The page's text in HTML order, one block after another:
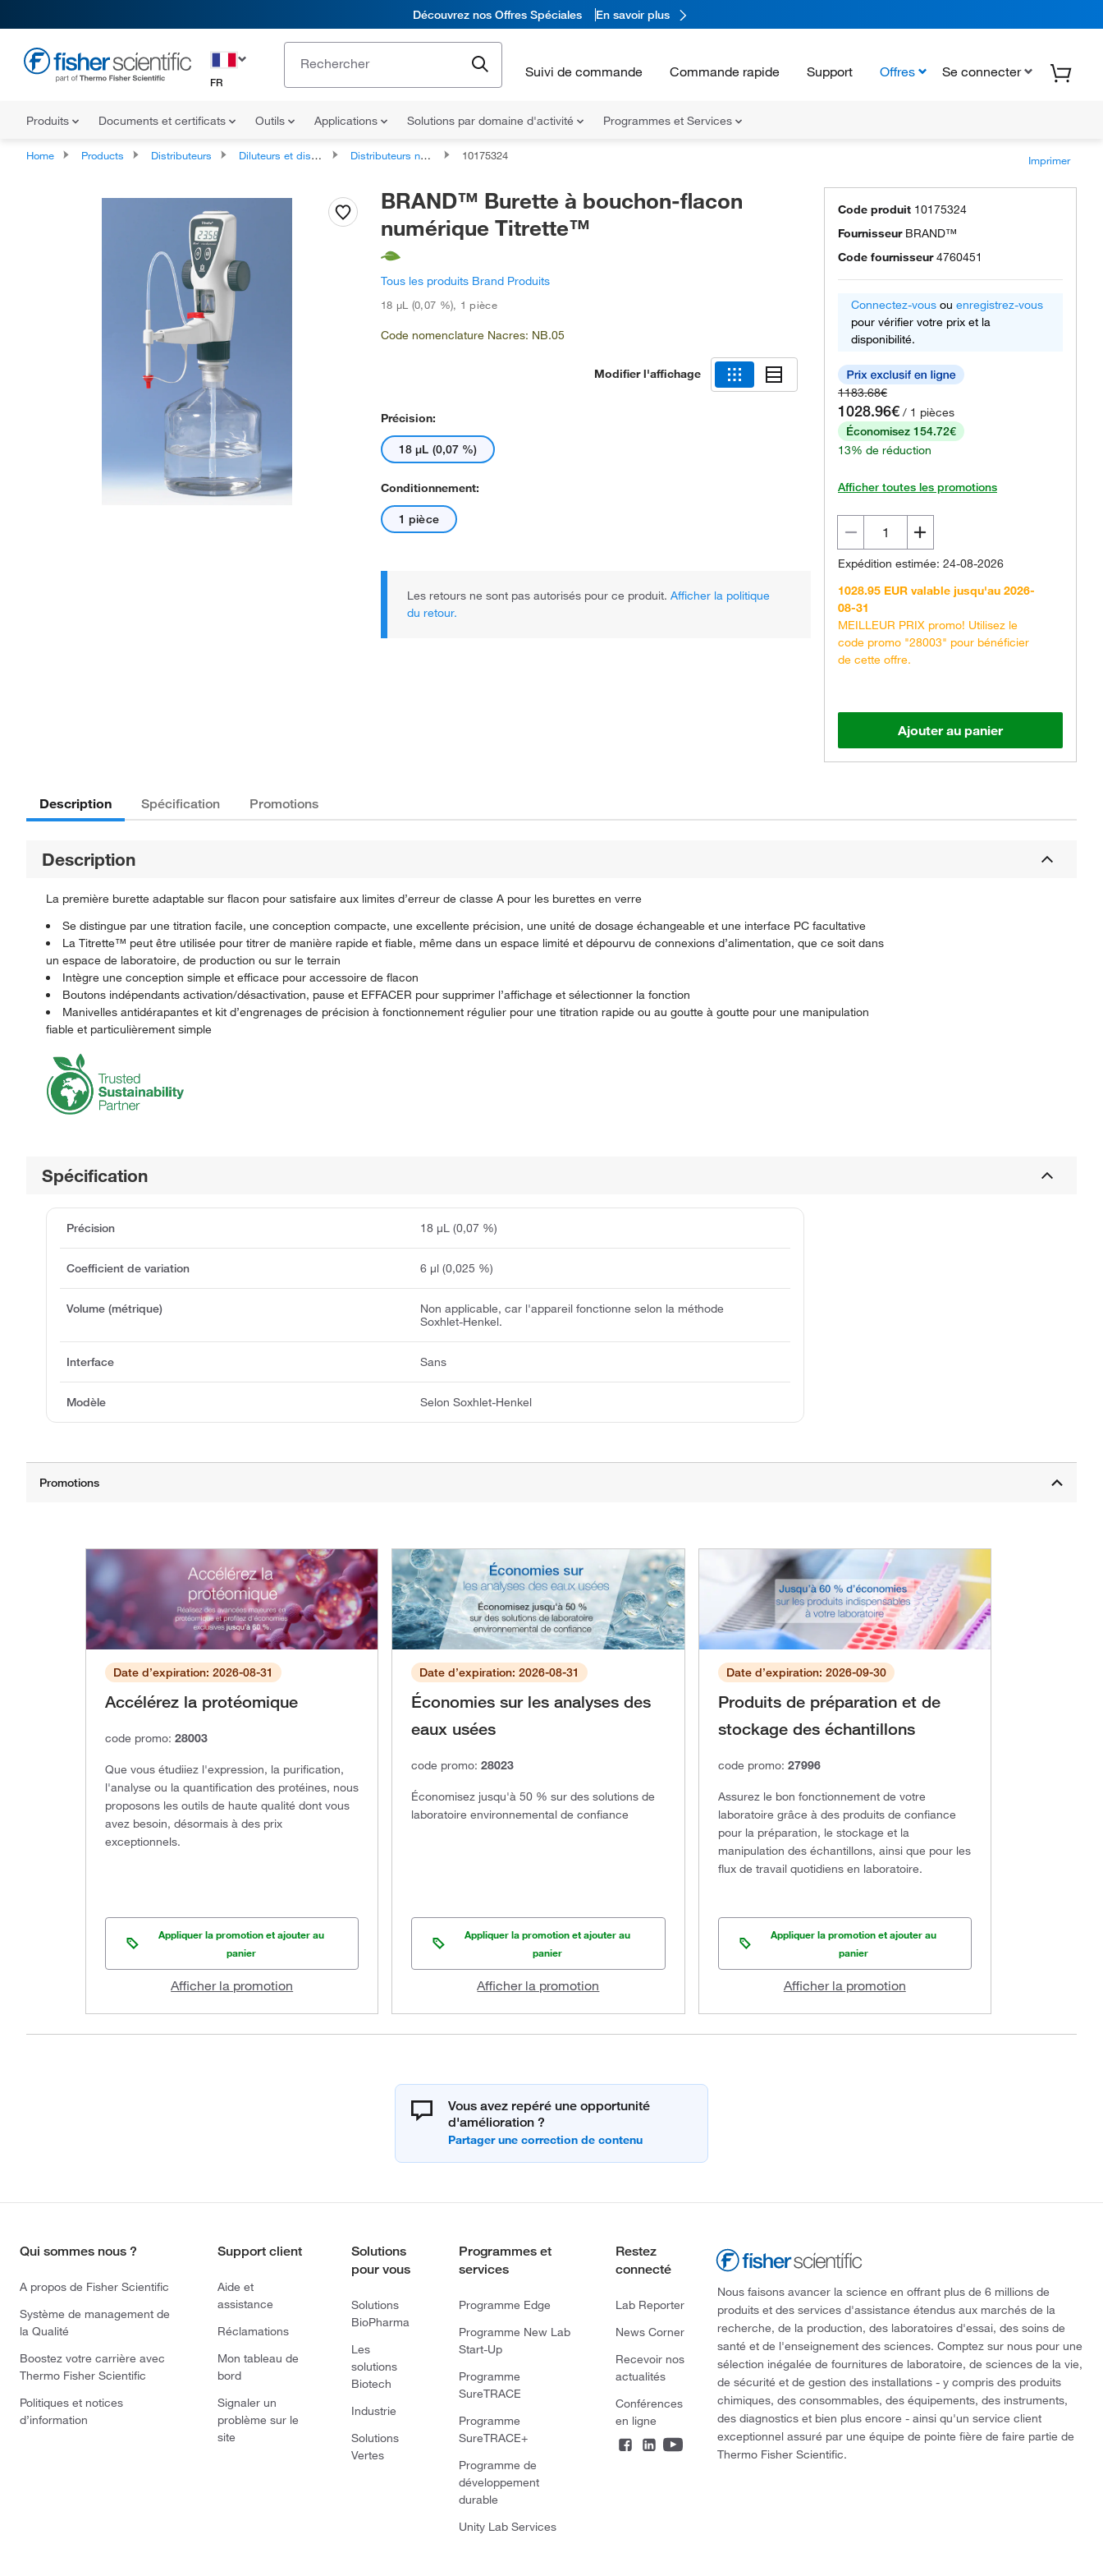
Découvrez nos Offres Spéciales En savoir plus
FR
Suivi de commande Commande rapide Support Offres Se connecter
Produits Documents et certificats Outils Applications Solutions par domaine d'activité Programmes et Services
Home Products Distributeurs Diluteurs et distributeurs pour flacons Distributeurs numériques pour flacons 10175324 Imprimer
BRAND™ Burette à bouchon-flacon
numérique Titrette™
Tous les produits Brand Produits
18 μL (0,07 %), 1 pièce
Code nomenclature Nacres: NB.05
Modifier l'affichage
Précision:
18 μL (0,07 %)
Conditionnement:
1 pièce
Les retours ne sont pas autorisés pour ce produit. Afficher la politique
du retour.
Code produit 10175324
Fournisseur BRAND™
Code fournisseur 4760451
Connectez-vous ou enregistrez-vous
pour vérifier votre prix et la
disponibilité.
1183.68€
1028.96€ / 1 pièces
Économisez 154.72€
13% de réduction
Afficher toutes les promotions
Expédition estimée: 24-08-2026
1028.95 EUR valable jusqu'au 2026-
08-31
MEILLEUR PRIX promo! Utilisez le
code promo "28003" pour bénéficier
de cette offre.
Ajouter au panier
Description Spécification Promotions
Description
La première burette adaptable sur flacon pour satisfaire aux limites d’erreur de classe A pour les burettes en verre
Se distingue par une titration facile, une conception compacte, une excellente précision, une unité de dosage échangeable et une interface PC facultative
La Titrette™ peut être utilisée pour titrer de manière rapide et fiable, même dans un espace limité et dépourvu de connexions d’alimentation, que ce soit dans
un espace de laboratoire, de production ou sur le terrain
Intègre une conception simple et efficace pour accessoire de flacon
Boutons indépendants activation/désactivation, pause et EFFACER pour supprimer l’affichage et sélectionner la fonction
Manivelles antidérapantes et kit d’engrenages de précision à fonctionnement régulier pour une titration rapide ou au goutte à goutte pour une manipulation
fiable et particulièrement simple
Spécification
Précision 18 μL (0,07 %)
Coefficient de variation 6 μl (0,025 %)
Volume (métrique)
Non applicable, car l'appareil fonctionne selon la méthode
Soxhlet-Henkel.
Interface Sans
Modèle Selon Soxhlet-Henkel
Date d’expiration: 2026-08-31
Accélérez la protéomique
code promo: 28003
Que vous étudiiez l'expression, la purification,
l'analyse ou la quantification des protéines, nous
proposons les outils de haute qualité dont vous
avez besoin, désormais à des prix
exceptionnels.
Appliquer la promotion et ajouter au
panier
Afficher la promotion
Date d’expiration: 2026-08-31
Économies sur les analyses des
eaux usées
code promo:28023
Économisez jusqu'à 50 % sur des solutions de
laboratoire environnemental de confiance
Appliquer la promotion et ajouter au
panier
Afficher la promotion
Date d’expiration: 2026-09-30
Produits de préparation et de
stockage des échantillons
code promo: 27996
Assurez le bon fonctionnement de votre
laboratoire grâce à des produits de confiance
pour la préparation, le stockage et la
manipulation des échantillons, ainsi que pour les
flux de travail quotidiens en laboratoire.
Appliquer la promotion et ajouter au
panier
Afficher la promotion
Vous avez repéré une opportunité
d'amélioration ?
Qui sommes nous ?
A propos de Fisher Scientific
Système de management de
la Qualité
Boostez votre carrière avec
Thermo Fisher Scientific
Politiques et notices
d’information
Support client
Aide et
assistance
Réclamations
Mon tableau de
bord
Signaler un
problème sur le
site
Solutions
pour vous
Solutions
BioPharma
Les
solutions
Biotech
Industrie
Solutions
Vertes
Programmes et
services
Programme Edge
Programme New Lab
Start-Up
Programme
SureTRACE
Programme
SureTRACE+
Programme de
développement
durable
Unity Lab Services
Restez
connecté
Lab Reporter
News Corner
Recevoir nos
actualités
Conférences
en ligne
Nous faisons avancer la science en offrant plus de 6 millions de
produits et des services d'assistance étendus aux marchés de la
recherche, de la production, des laboratoires d'essai, des soins de
santé et de l'enseignement des sciences. Comptez sur nous pour une
sélection inégalée de fournitures de laboratoire, de sciences de la vie,
de sécurité et de gestion des installations - y compris des produits
chimiques, des consommables, des équipements, des instruments,
des diagnostics et bien plus encore - ainsi qu'un service client
exceptionnel assuré par une équipe de pointe fière de faire partie de
Thermo Fisher Scientific.